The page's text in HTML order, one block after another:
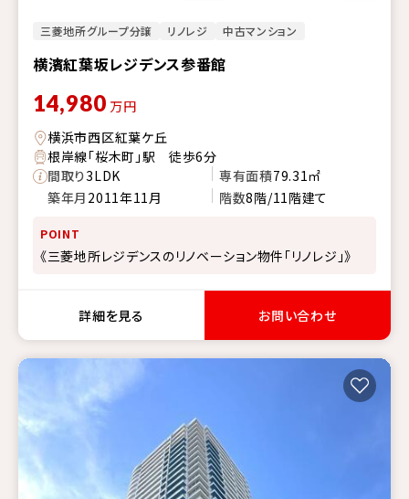
三菱地所グループ分譲 リノレジ 中古マンション
横濱紅葉坂レジデンス参番館
14,980 万円
横浜市西区紅葉ケ丘
根岸線「桜木町」駅 徒歩6分
間取り3LDK 専有面積79.31㎡
築年月 2011年11月 階数8階/11階建て
POINT
《三菱地所レジデンスのリノベーション物件「リノレジ」》
詳細を見る お問い合わせ